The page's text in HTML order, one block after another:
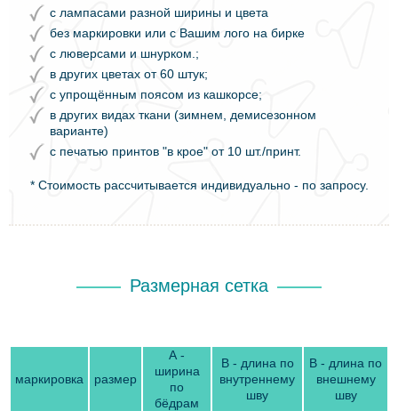
с лампасами разной ширины и цвета
без маркировки или с Вашим лого на бирке
с люверсами и шнурком.;
в других цветах от 60 штук;
с упрощённым поясом из кашкорсе;
в других видах ткани (зимнем, демисезонном
варианте)
с печатью принтов "в крое" от 10 шт./принт.
* Стоимость рассчитывается индивидуально - по запросу.
Размерная сетка
маркировка размер
А -
ширина
по
бёдрам
В - длина по
внутреннему
шву
В - длина по
внешнему
шву